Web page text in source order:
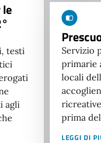
testi
agli
Servizio
primarie
locali
prima
LEGGI DI